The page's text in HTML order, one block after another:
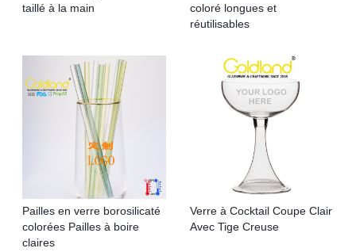
taillé à la main
coloré longues et
réutilisables
Pailles en verre borosilicaté
colorées Pailles à boire
claires
Verre à Cocktail Coupe Clair
Avec Tige Creuse